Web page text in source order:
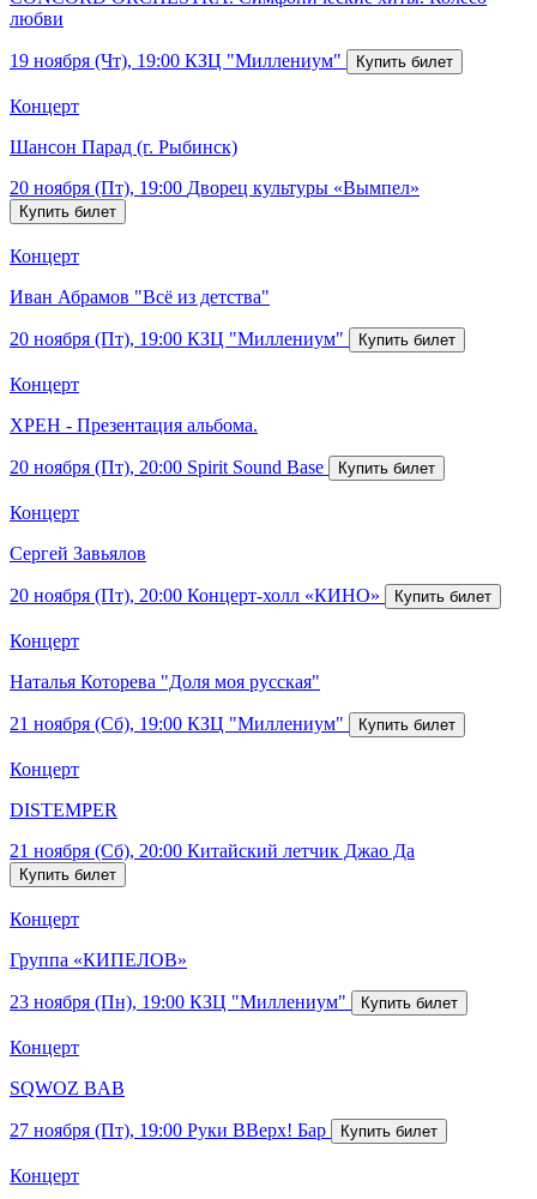
любви
19 ноября (Чт), 19:00 КЗЦ "Миллениум"
Концерт
Шансон Парад (г. Рыбинск)
20 ноября (Пт), 19:00 Дворец культуры «Вымпел»
Концерт
Иван Абрамов "Всё из детства"
20 ноября (Пт), 19:00 КЗЦ "Миллениум"
Концерт
ХРЕН - Презентация альбома.
20 ноября (Пт), 20:00 Spirit Sound Base
Концерт
Сергей Завьялов
20 ноября (Пт), 20:00 Концерт-холл «КИНО»
Концерт
Наталья Которева "Доля моя русская"
21 ноября (Сб), 19:00 КЗЦ "Миллениум"
Концерт
DISTEMPER
21 ноября (Сб), 20:00 Китайский летчик Джао Да
Концерт
Группа «КИПЕЛОВ»
23 ноября (Пн), 19:00 КЗЦ "Миллениум"
Концерт
SQWOZ BAB
27 ноября (Пт), 19:00 Руки ВВерх! Бар
Концерт